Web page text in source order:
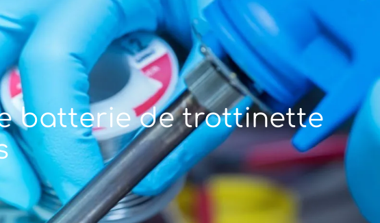
batterie de trottinette